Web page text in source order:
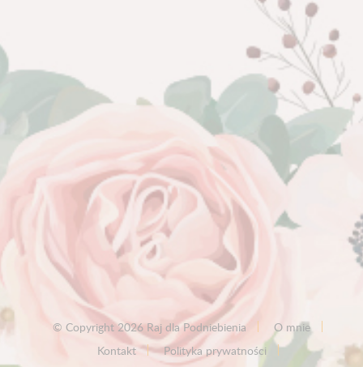
© Copyright 2026 Raj dla Podniebienia
O mnie
Kontakt
Polityka prywatności